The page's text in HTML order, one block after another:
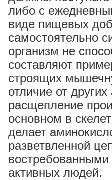
либо с
виде пищевых
самостоятельно
организм не
составляют
строящих
отличие от
расщепление
основном в
делает
разветвленной
активных людей.